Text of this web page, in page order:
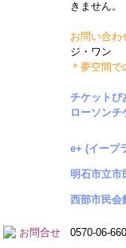
きません。
お問い合わ
ジ・ワン
＊夢空間
チケットぴ
ローソンチ
e+ (イープ
明石市立市
西部市民会
お問合せ
0570-06-